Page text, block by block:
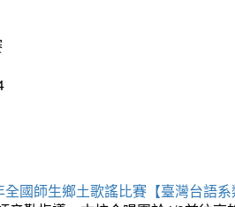
國師生鄉土歌謠比賽【臺灣台語